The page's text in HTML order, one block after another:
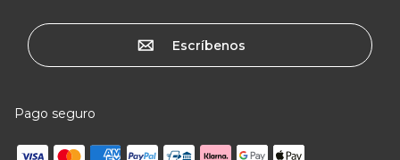
Escríbenos
Pago seguro